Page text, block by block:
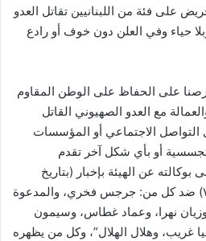
على فئة من اللبنانيين تقاتل العدو
حياء وفي العلن دون خوف أو رادع
على الحفاظ على الوطن المقاوم
مع العدو الصهيوني القاتل
الاجتماعي أو المؤسسات
تجسسية أو بأي شكل آخر تقدم
عن الهيئة بإخبار (بتاريخ
٣/٤/٢٠٢٥ بأساس ٧٤٣٠/٢٠٢٥) ضد كل من: جرجس فخري، والمدعوة
نهرا، وعماد غطاس، وسيمون
غريب، وهلال الهلال”، وكل من يظهره